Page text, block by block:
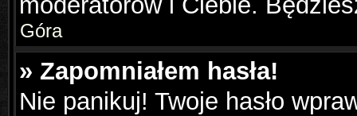
Góra
» Zapomniałem hasła!
Nie panikuj! Twoje hasło